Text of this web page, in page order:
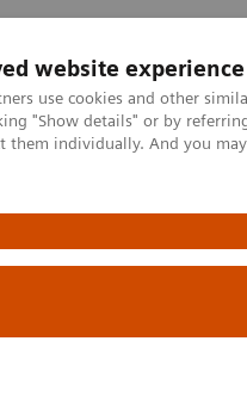
website experience
use cookies and other
"Show details" or by
them individually. And you
Laboratorní diagnostika